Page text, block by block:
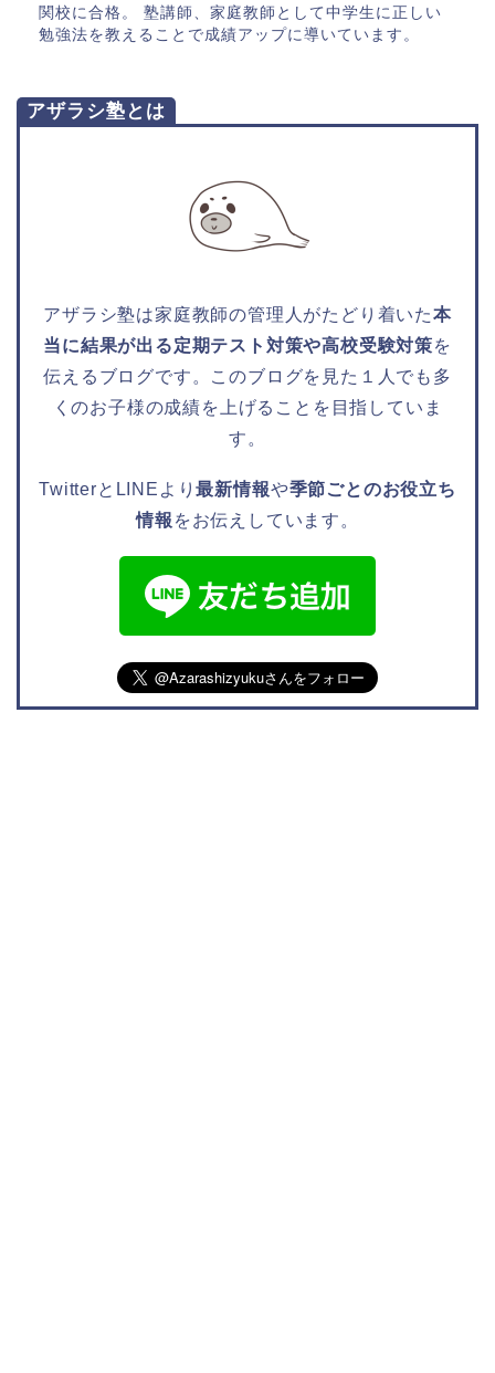
関校に合格。 塾講師、家庭教師として中学生に正しい
勉強法を教えることで成績アップに導いています。
アザラシ塾とは
アザラシ塾は家庭教師の管理人がたどり着いた本
当に結果が出る定期テスト対策や高校受験対策を
伝えるブログです。このブログを見た１人でも多
くのお子様の成績を上げることを目指していま
す。
TwitterとLINEより最新情報や季節ごとのお役立ち
情報 をお伝えしています。